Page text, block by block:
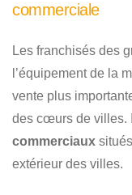
commerciale
Les franchisés des
l’équipement de la
vente plus
des cœurs de villes.
commerciaux
extérieur des villes.